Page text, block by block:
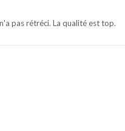
pas rétréci. La qualité est top.